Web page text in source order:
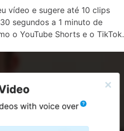
vídeo e sugere até 10 clips
segundos a 1 minuto de
o YouTube Shorts e o TikTok.